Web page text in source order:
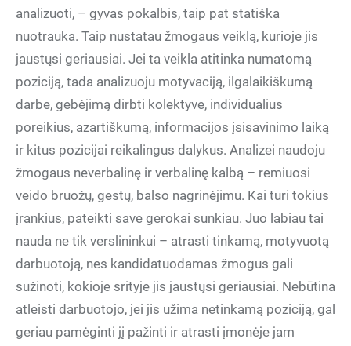
analizuoti, – gyvas pokalbis, taip pat statiška
nuotrauka. Taip nustatau žmogaus veiklą, kurioje jis
jaustųsi geriausiai. Jei ta veikla atitinka numatomą
poziciją, tada analizuoju motyvaciją, ilgalaikiškumą
darbe, gebėjimą dirbti kolektyve, individualius
poreikius, azartiškumą, informacijos įsisavinimo laiką
ir kitus pozicijai reikalingus dalykus. Analizei naudoju
žmogaus neverbalinę ir verbalinę kalbą – remiuosi
veido bruožų, gestų, balso nagrinėjimu. Kai turi tokius
įrankius, pateikti save gerokai sunkiau. Juo labiau tai
nauda ne tik verslininkui – atrasti tinkamą, motyvuotą
darbuotoją, nes kandidatuodamas žmogus gali
sužinoti, kokioje srityje jis jaustųsi geriausiai. Nebūtina
atleisti darbuotojo, jei jis užima netinkamą poziciją, gal
geriau pamėginti jį pažinti ir atrasti įmonėje jam